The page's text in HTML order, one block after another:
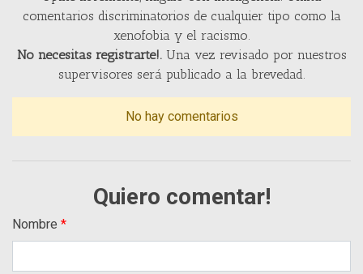
comentarios discriminatorios de cualquier tipo como la
xenofobia y el racismo.
No necesitas registrarte!.Una vez revisado por nuestros
supervisores será publicado a la brevedad.
No hay comentarios
Quiero comentar!
Nombre